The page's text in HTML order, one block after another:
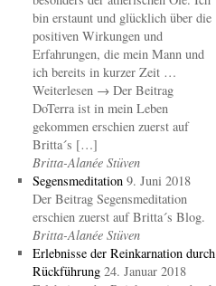
bin erstaunt und glücklich über die
positiven Wirkungen und
Erfahrungen, die mein Mann und
ich bereits in kurzer Zeit …
Weiterlesen → Der Beitrag
DoTerra ist in mein Leben
gekommen erschien zuerst auf
Britta´s […]
Britta-Alanée Stüven
Segensmeditation 9. Juni 2018
Der Beitrag Segensmeditation
erschien zuerst auf Britta´s Blog.
Britta-Alanée Stüven
Erlebnisse der Reinkarnation durch
Rückführung 24. Januar 2018